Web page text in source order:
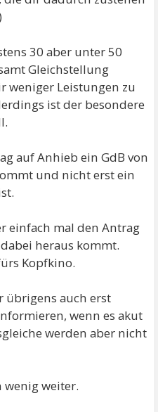
30 aber unter 50
Gleichstellung
weniger Leistungen zu
ist der besondere
auf Anhieb ein GdB von
und nicht erst ein
einfach mal den Antrag
heraus kommt.
Kopfkino.
übrigens auch erst
wenn es akut
werden aber nicht
wenig weiter.